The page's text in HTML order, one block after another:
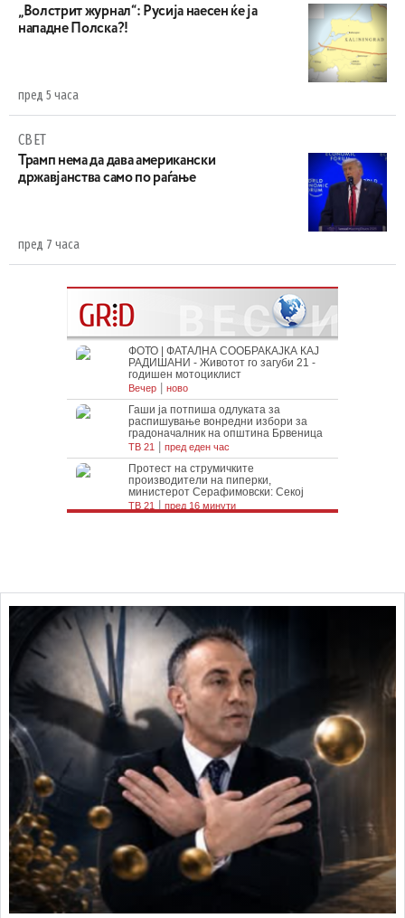
„Волстрит журнал“: Русија наесен ќе ја
нападне Полска?!
пред 5 часа
СВЕТ
Трамп нема да дава американски
државјанства само по раѓање
пред 7 часа